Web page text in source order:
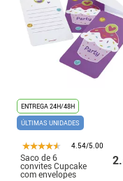
ENTREGA 24H/48H
ÚLTIMAS UNIDADES
4.54/5.00
Saco de 6
convites Cupcake
com envelopes